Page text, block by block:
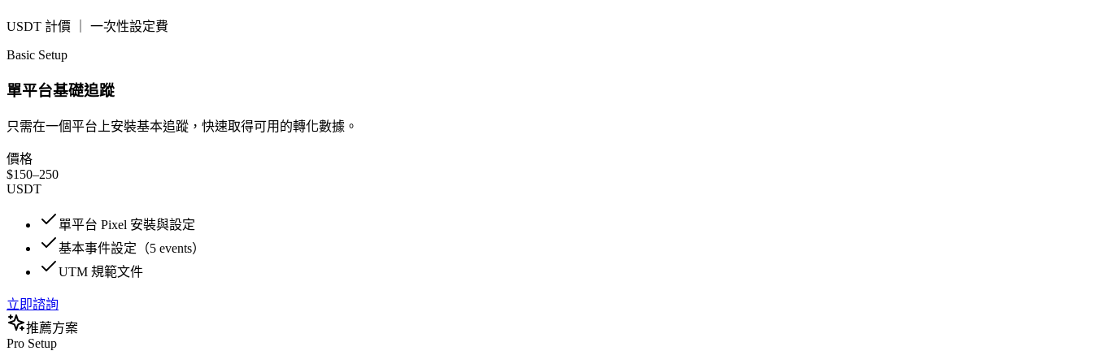
USDT 計價 ｜ 一次性設定費
Basic Setup
單平台基礎追蹤
只需在一個平台上安裝基本追蹤，快速取得可用的轉化數據。
價格
$150–250
USDT
單平台 Pixel 安裝與設定
基本事件設定（5 events）
UTM 規範文件
立即諮詢
推薦方案
Pro Setup